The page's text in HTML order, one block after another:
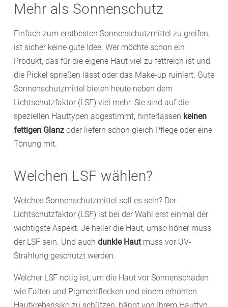
Mehr als Sonnenschutz
Einfach zum erstbesten Sonnenschutzmittel zu greifen,
ist sicher keine gute Idee. Wer möchte schon ein
Produkt, das für die eigene Haut viel zu fettreich ist und
die Pickel sprießen lässt oder das Make-up ruiniert. Gute
Sonnenschutzmittel bieten heute neben dem
Lichtschutzfaktor (LSF) viel mehr. Sie sind auf die
speziellen Hauttypen abgestimmt, hinterlassen keinen
fettigen Glanz oder liefern schon gleich Pflege oder eine
Tönung mit.
Welchen LSF wählen?
Welches Sonnenschutzmittel soll es sein? Der
Lichtschutzfaktor (LSF) ist bei der Wahl erst einmal der
wichtigste Aspekt. Je heller die Haut, umso höher muss
der LSF sein. Und auch dunkle Hautmuss vor UV-
Strahlung geschützt werden.
Welcher LSF nötig ist, um die Haut vor Sonnenschäden
wie Falten und Pigmentflecken und einem erhöhten